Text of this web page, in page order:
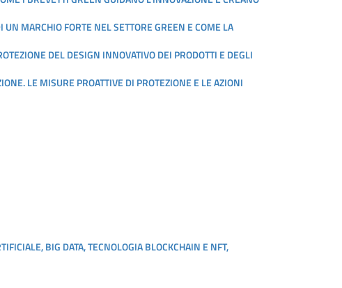
MARCHIO FORTE NEL SETTORE GREEN E COME LA
DEL DESIGN INNOVATIVO DEI PRODOTTI E DEGLI
LE MISURE PROATTIVE DI PROTEZIONE E LE AZIONI
BIG DATA, TECNOLOGIA BLOCKCHAIN E NFT,